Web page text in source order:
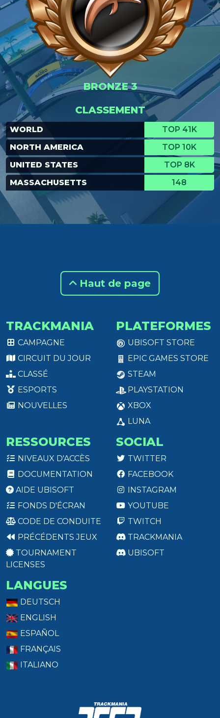
BRONZE 3
CLASSEMENT
WORLD
TOP 41K
NORTH AMERICA
TOP 10K
UNITED STATES
TOP 8K
MASSACHUSETTS
148
Haut de page
TRACKMANIA
CAMPAGNE
CIRCUIT DU JOUR
CLASSÉ
ESPORTS
NOUVELLES
PLATEFORMES
UBISOFT STORE
EPIC GAMES STORE
STEAM
PLAYSTATION
XBOX
LUNA
RESSOURCES
NIVEAUX D'ACCÈS
DOCUMENTATION
AIDE UBISOFT
FONDS D'ÉCRAN
CODE DE CONDUITE
PRÉCÉDENTS JEUX
TOURNAMENT
LICENSES
SOCIAL
TWITTER
FACEBOOK
INSTAGRAM
YOUTUBE
TWITCH
TRACKMANIA
UBISOFT
LANGUES
DEUTSCH
ENGLISH
ESPAÑOL
FRANÇAIS
ITALIANO